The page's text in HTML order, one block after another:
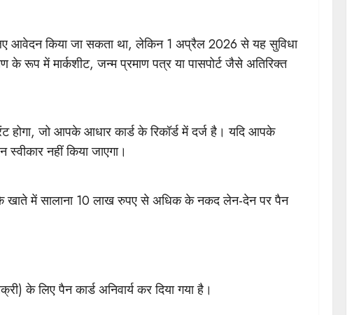
आवेदन किया जा सकता था, लेकिन 1 अप्रैल 2026 से यह सुविधा
रूप में मार्कशीट, जन्म प्रमाण पत्र या पासपोर्ट जैसे अतिरिक्त
होगा, जो आपके आधार कार्ड के रिकॉर्ड में दर्ज है। यदि आपके
नहीं किया जाएगा।
के खाते में सालाना 10 लाख रुपए से अधिक के नकद लेन-देन पर पैन
के लिए पैन कार्ड अनिवार्य कर दिया गया है।